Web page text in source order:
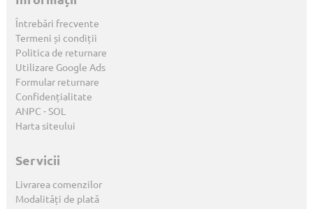
Întrebări frecvente
Termeni și condiții
Politica de returnare
Utilizare Google Ads
Formular returnare
Confidențialitate
ANPC -SOL
Harta siteului
Servicii
Livrarea comenzilor
Modalități de plată